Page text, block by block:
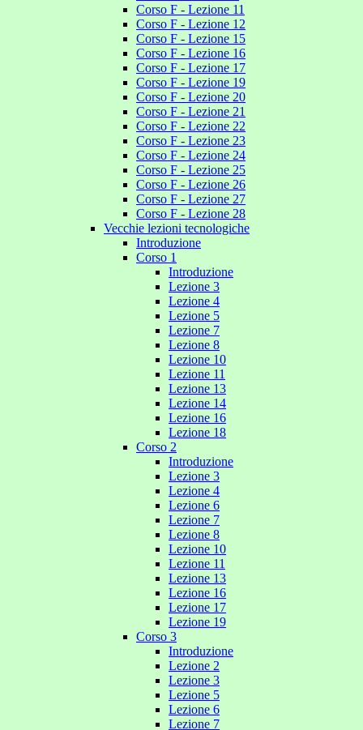
Corso F - Lezione 11
Corso F - Lezione 12
Corso F - Lezione 15
Corso F - Lezione 16
Corso F - Lezione 17
Corso F - Lezione 19
Corso F - Lezione 20
Corso F - Lezione 21
Corso F - Lezione 22
Corso F - Lezione 23
Corso F - Lezione 24
Corso F - Lezione 25
Corso F - Lezione 26
Corso F - Lezione 27
Corso F - Lezione 28
Vecchie lezioni tecnologiche
Introduzione
Corso 1
Introduzione
Lezione 3
Lezione 4
Lezione 5
Lezione 7
Lezione 8
Lezione 10
Lezione 11
Lezione 13
Lezione 14
Lezione 16
Lezione 18
Corso 2
Introduzione
Lezione 3
Lezione 4
Lezione 6
Lezione 7
Lezione 8
Lezione 10
Lezione 11
Lezione 13
Lezione 16
Lezione 17
Lezione 19
Corso 3
Introduzione
Lezione 2
Lezione 3
Lezione 5
Lezione 6
Lezione 7